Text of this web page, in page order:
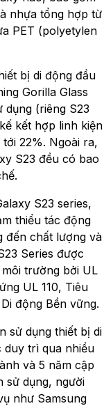
nhựa tổng hợp từ
PET (polyetylen
bị di động đầu
Gorilla Glass
(riêng S23
kết hợp linh kiện
22%. Ngoài ra,
S23 đều có bao
S23 series,
thiểu tác động
đến chất lượng và
Series được
trường bởi UL
UL 110, Tiêu
động Bền vững.
sử dụng thiết bị di
duy trì qua nhiều
và 5 năm cập
sử dụng, người
như Samsung